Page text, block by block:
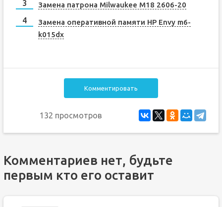
Замена патрона Milwaukee M18 2606-20
Замена оперативной памяти HP Envy m6-
k015dx
Комментировать
132 просмотров
Комментариев нет, будьте
первым кто его оставит